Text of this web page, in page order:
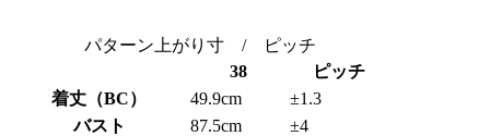
パターン上がり寸 / ピッチ
38
ピッチ
着丈（BC）
49.9cm
±1.3
バスト
87.5cm
±4